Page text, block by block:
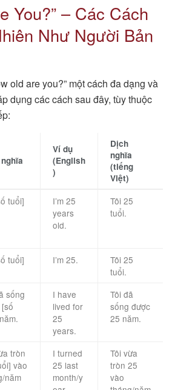
You?” – Các Cách
Như Người Bản
old are you?” một cách đa dạng và
dụng các cách sau đây, tùy thuộc
Ví dụ
(English
)
Dịch
nghĩa
(tiếng
Việt)
tuổi]
I’m 25
years
old.
Tôi 25
tuổi.
tuổi]
I’m 25.
Tôi 25
tuổi.
sống
I have
lived for
25
years.
Tôi đã
sống được
25 năm.
tròn
vào
năm
I turned
25 last
month/y
Tôi vừa
tròn 25
vào